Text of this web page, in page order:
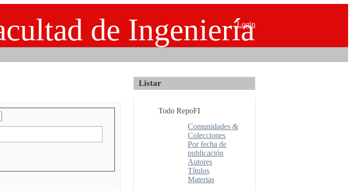
de Ingeniería
Login
Listar
Todo RepoFI
Comunidades &
Colecciones
Por fecha de
publicación
Autores
Títulos
Materias